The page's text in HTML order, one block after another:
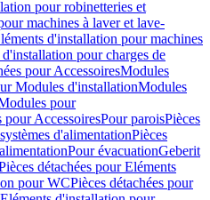
pour robinetteries et
machines à laver et lave-
d'installation pour machines
pour charges de
pour AccessoiresModules
Modules d'installationModules
pour
pour AccessoiresPour paroisPièces
d'alimentationPièces
Pour évacuationGeberit
détachées pour Eléments
pour WCPièces détachées pour